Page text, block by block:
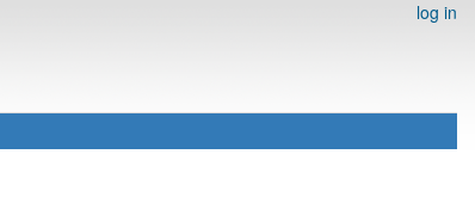
log in